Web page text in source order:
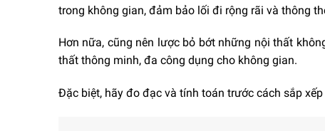
trong không gian, đảm bảo lối đi rộng rãi và thông
Hơn nữa, cũng nên lược bỏ bớt những nội thất
thất thông minh, đa công dụng cho không gian.
Đặc biệt, hãy đo đạc và tính toán trước cách sắp